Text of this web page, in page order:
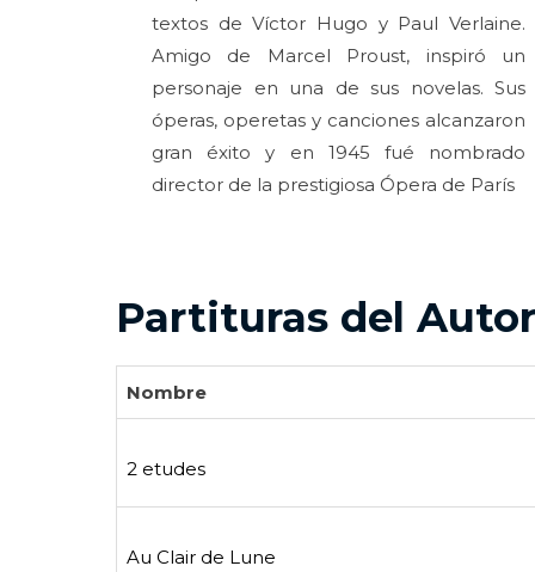
textos de Víctor Hugo y Paul Verlaine.
Amigo de Marcel Proust, inspiró un
personaje en una de sus novelas. Sus
óperas, operetas y canciones alcanzaron
gran éxito y en 1945 fué nombrado
director de la prestigiosa Ópera de París
Partituras del Autor
Nombre
2 etudes
Au Clair de Lune